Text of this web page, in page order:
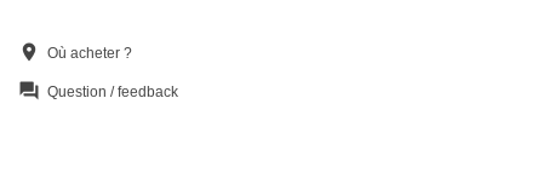
location_on Où acheter ?
question_answer Question / feedback